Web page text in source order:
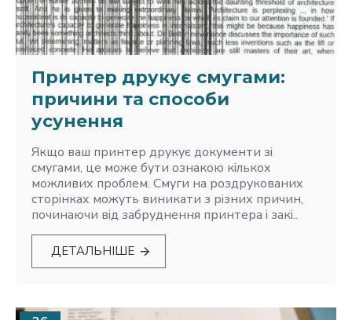
Принтер друкує смугами:
причини та способи
усунення
Якщо ваш принтер друкує документи зі
смугами, це може бути ознакою кількох
можливих проблем. Смуги на роздрукованих
сторінках можуть виникати з різних причин,
починаючи від забруднення принтера і закі..
ДЕТАЛЬНІШЕ